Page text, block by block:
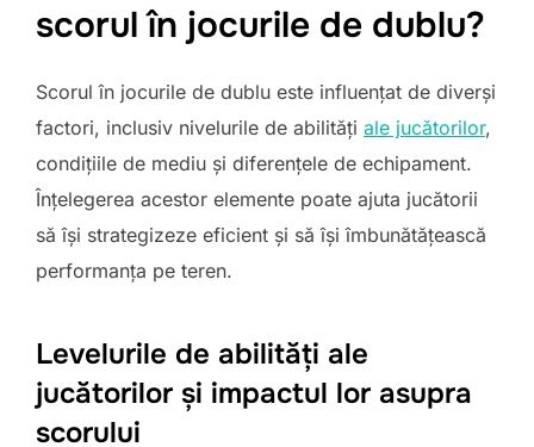
scorul în jocurile de dublu?
Scorul în jocurile de dublu este influențat de diverși
factori, inclusiv nivelurile de abilități ale jucătorilor,
condițiile de mediu și diferențele de echipament.
Înțelegerea acestor elemente poate ajuta jucătorii
să își strategizeze eficient și să își îmbunătățească
performanța pe teren.
Levelurile de abilități ale
jucătorilor și impactul lor asupra
scorului